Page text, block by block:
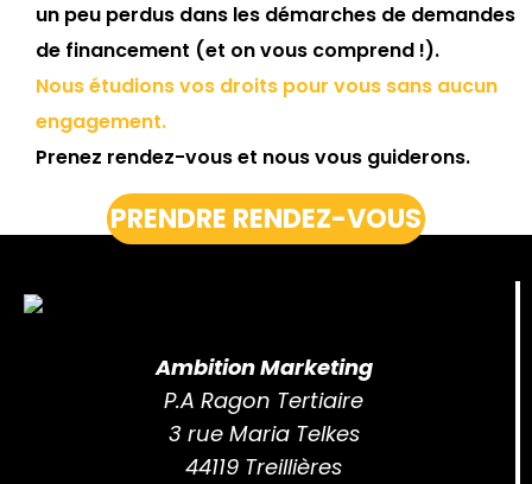
un peu perdus dans les démarches de demandes
de financement (et on vous comprend !).
Nous étudions vos droits pour vous sans aucun
engagement.
Prenez rendez-vous et nous vous guiderons.
PRENDRE RENDEZ-VOUS
Ambition Marketing
P.A Ragon Tertiaire
3 rue Maria Telkes
44119 Treillières